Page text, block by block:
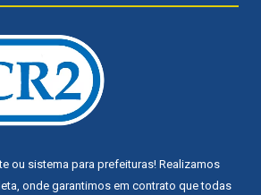
ou sistema para prefeituras! Realizamos
onde garantimos em contrato que todas